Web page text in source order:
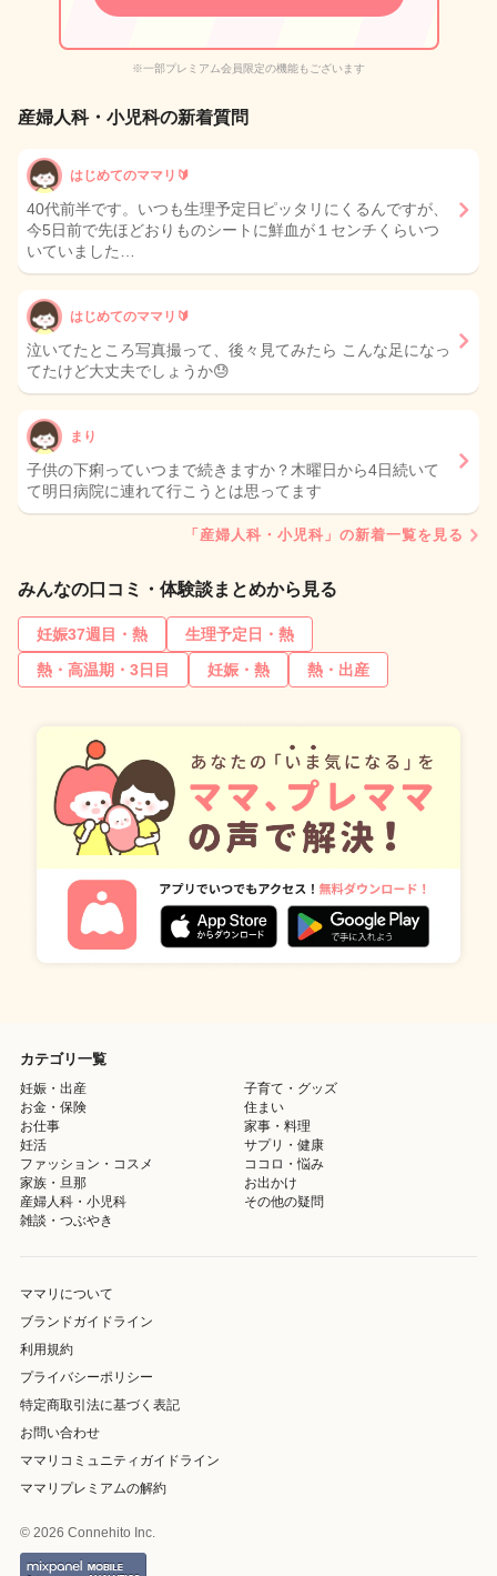
※一部プレミアム会員限定の機能もございます
産婦人科・小児科の新着質問
はじめてのママリ🔰
40代前半です。いつも生理予定日ピッタリにくるんですが、
今5日前で先ほどおりものシートに鮮血が１センチくらいつ
いていました…
はじめてのママリ🔰
泣いてたところ写真撮って、後々見てみたら こんな足になっ
てたけど大丈夫でしょうか😓
まり
子供の下痢っていつまで続きますか？木曜日から4日続いて
て明日病院に連れて行こうとは思ってます
「産婦人科・小児科」の新着一覧を見る
みんなの口コミ・体験談まとめから見る
妊娠37週目・熱
生理予定日・熱
熱・高温期・3日目
妊娠・熱 熱・出産
カテゴリ一覧
妊娠・出産
子育て・グッズ
お金・保険
住まい
お仕事
家事・料理
妊活
サプリ・健康
ファッション・コスメ
ココロ・悩み
家族・旦那
お出かけ
産婦人科・小児科
その他の疑問
雑談・つぶやき
ママリについて
ブランドガイドライン
利用規約
プライバシーポリシー
特定商取引法に基づく表記
お問い合わせ
ママリコミュニティガイドライン
ママリプレミアムの解約
© 2026 Connehito Inc.